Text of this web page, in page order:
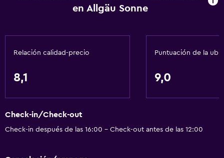
en Allgäu Sonne
Relación calidad-precio
8,1
Puntuación de la
9,0
Check-in/Check-out
Check-in después de las 16:00 - Check-out antes de las 12:00